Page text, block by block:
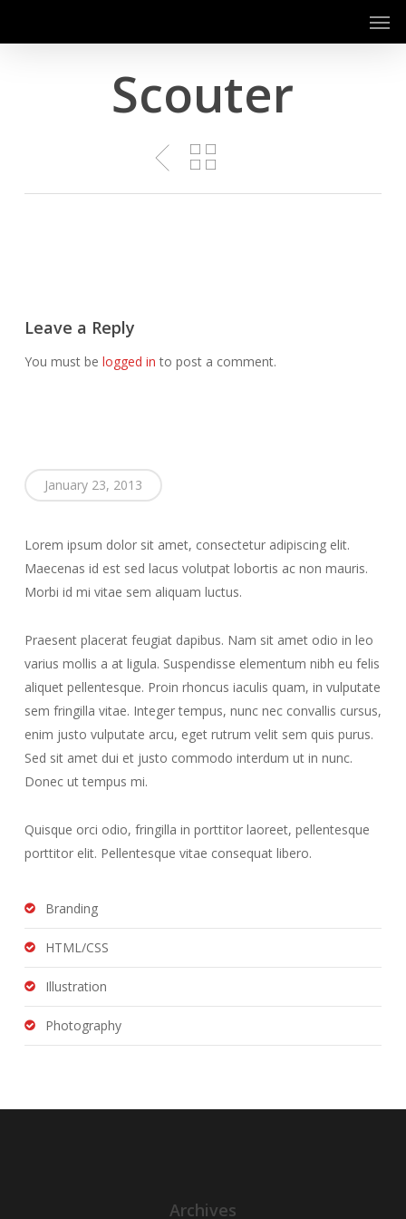
Scouter
Leave a Reply
You must be logged in to post a comment.
January 23, 2013
Lorem ipsum dolor sit amet, consectetur adipiscing elit.
Maecenas id est sed lacus volutpat lobortis ac non mauris.
Morbi id mi vitae sem aliquam luctus.
Praesent placerat feugiat dapibus. Nam sit amet odio in leo
varius mollis a at ligula. Suspendisse elementum nibh eu felis
aliquet pellentesque. Proin rhoncus iaculis quam, in vulputate
sem fringilla vitae. Integer tempus, nunc nec convallis cursus,
enim justo vulputate arcu, eget rutrum velit sem quis purus.
Sed sit amet dui et justo commodo interdum ut in nunc.
Donec ut tempus mi.
Quisque orci odio, fringilla in porttitor laoreet, pellentesque
porttitor elit. Pellentesque vitae consequat libero.
Branding
HTML/CSS
Illustration
Photography
Archives